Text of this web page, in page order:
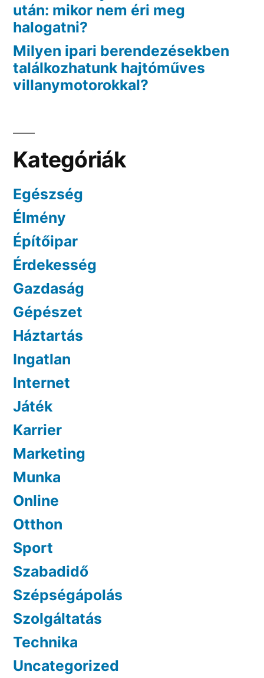
után: mikor nem éri meg
halogatni?
Milyen ipari berendezésekben
találkozhatunk hajtóműves
villanymotorokkal?
Kategóriák
Egészség
Élmény
Építőipar
Érdekesség
Gazdaság
Gépészet
Háztartás
Ingatlan
Internet
Játék
Karrier
Marketing
Munka
Online
Otthon
Sport
Szabadidő
Szépségápolás
Szolgáltatás
Technika
Uncategorized